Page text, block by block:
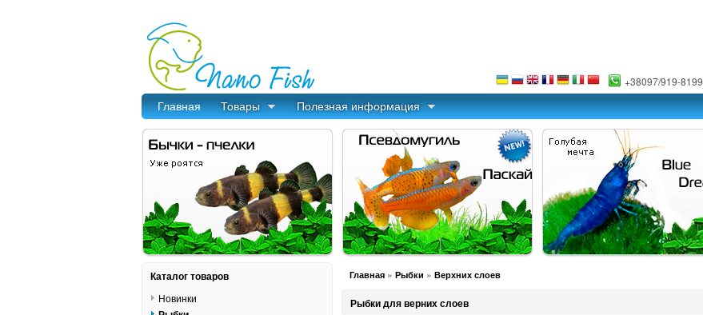
+38097/919-8199
Главная Товары Полезная информация
Главная » Рыбки » Верхних слоев
Рыбки для верних слоев
Каталог товаров
Новинки